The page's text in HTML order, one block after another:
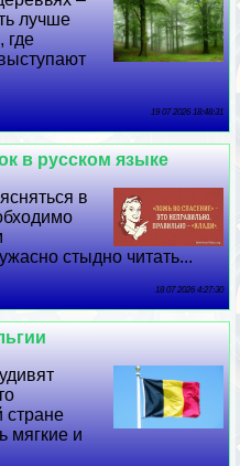
лучше
где
19 07 2026 18:48:31
в русском языке
в
стыдно читать...
18 07 2026 4:27:30
стране
мягкие и